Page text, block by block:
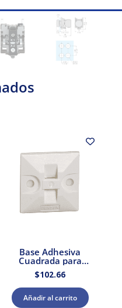
Base Adhesiva
Cuadrada para
Cinchos de Plástico
100pzs. Dexson
DXN3200B
$102.66
Añadir al carrito